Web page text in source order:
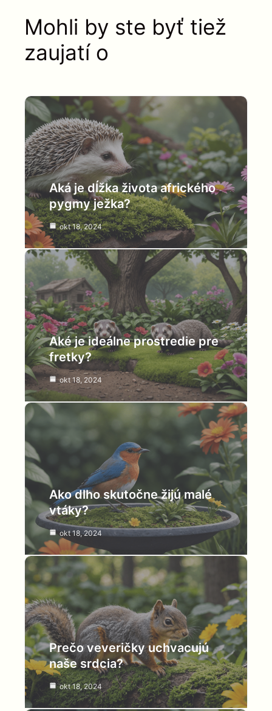
Mohli by ste byť tiež
zaujatí o
Aká je dĺžka života afrického
pygmy ježka?
okt 18, 2024
Aké je ideálne prostredie pre
fretky?
okt 18, 2024
Ako dlho skutočne žijú malé
vtáky?
okt 18, 2024
Prečo veveričky uchvacujú
naše srdcia?
okt 18, 2024